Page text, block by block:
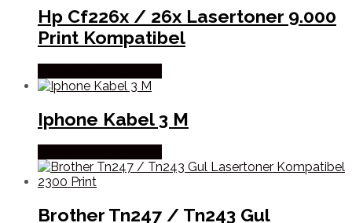
Hp Cf226x / 26x Lasertoner 9.000
Print Kompatibel
Iphone Kabel 3 M
Brother Tn247 / Tn243 Gul